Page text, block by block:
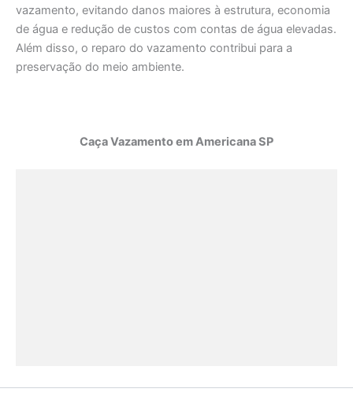
vazamento, evitando danos maiores à estrutura, economia
de água e redução de custos com contas de água elevadas.
Além disso, o reparo do vazamento contribui para a
preservação do meio ambiente.
Caça Vazamento em Americana SP